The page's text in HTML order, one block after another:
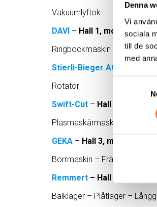
Denna
Vi
sociala
till de
med
Vakuumlyftok
DAVI – Hall 1, monter 1606
Ringbockmaskin –
Stierli-Bieger AG
Rotator
Swift-Cut – Hall 7, monter
Plasmaskärmaskin –
GEKA – Hall 3, monter 3200
Borrmaskin – Fräsmaskin
Remmert – Hall 1, monter
Balklager – Plåtlager –